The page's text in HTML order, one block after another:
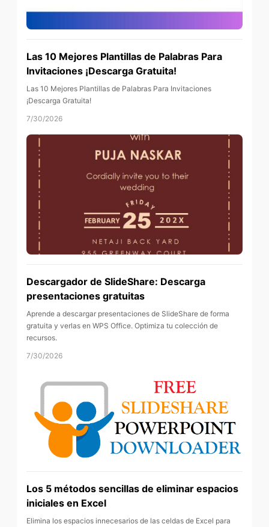
Las 10 Mejores Plantillas de Palabras Para
Invitaciones ¡Descarga Gratuita!
Las 10 Mejores Plantillas de Palabras Para Invitaciones
¡Descarga Gratuita!
7/30/2026
Descargador de SlideShare: Descarga
presentaciones gratuitas
Aprende a descargar presentaciones de SlideShare de forma
gratuita y verlas en WPS Office. Optimiza tu colección de
recursos.
7/30/2026
Los 5 métodos sencillas de eliminar espacios
iniciales en Excel
Elimina los espacios innecesarios de las celdas de Excel para